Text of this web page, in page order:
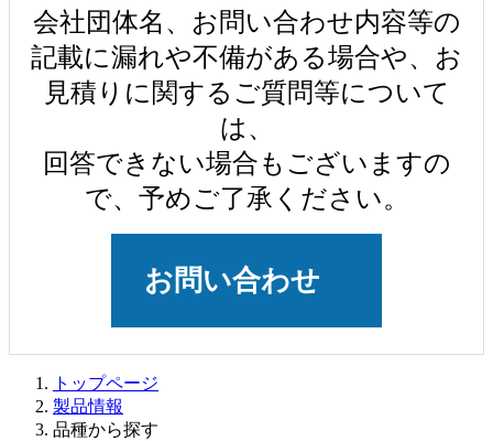
会社団体名、お問い合わせ内容等の
記載に漏れや不備がある場合や、お
見積りに関するご質問等について
は、
回答できない場合もございますの
で、予めご了承ください。
お問い合わせ
トップページ
製品情報
品種から探す